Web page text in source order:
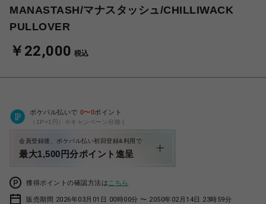
MANASTASH/マナスタッシュ/CHILLIWACK
PULLOVER
￥22,000 税込
ポケパル払いで 0〜0ポイント
（1P=1円）※キャンペーン分除く
会員登録後、ポケパル払い初回登録&利用で
最大1,500円分ポイント進呈
獲得ポイントの確認方法は こちら
販売期間 2026年03月01日 00時00分 〜 2050年02月14日 23時59分